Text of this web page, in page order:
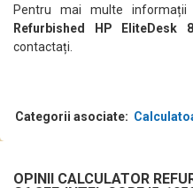
Pentru mai multe
Refurbished HP EliteDesk
contactați.
Categorii asociate:
OPINII CALCULATOR